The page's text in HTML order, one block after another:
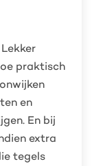
praktisch
en
En bij
extra
tegels